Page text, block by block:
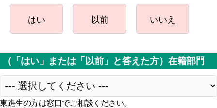
はい 以前 いいえ
（「はい」または「以前」と答えた方）在籍部門
東進生の方は窓口でご相談ください。